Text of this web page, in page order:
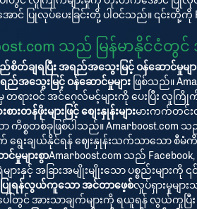
င် ပြုလုပ်ပေးခြင်းတို့ ပါဝင်သည်။ ၎င်းတို့ကို
သည် မြန်မာနိုင်ငံတွ
တ်ချရပြီး အရည်အသွေးမြင့် ဝန်ဆောင်မှုမျာ
ည်အသွေးမြင့် ဝန်ဆောင်မှုများ ဖြစ်သည်။
မှ တရားဝင် အင်ဂေ့လ်မင့်များကို ပေးပြီး
းတန်ဖိုးများဖြင့် စျေးနှုန်းများမားကက်တင်း
ကိစ္စတစ်ခုဖြစ်ပါသည်။ Amarboost.com
ေးချယ်နိုင်ရန် ဈေးနှုန်းသက်သာသော စီမံကိန်
င်မှုများစွာAmarboost.com သည်
ရှဲများနှင့် အခြားအမျိုးမျိုးသော ပစ္စည်း
ြုရန်လွယ်ကူသော အင်တာဖေ့စ်လှုပ်ရှားမှုမျ
ေါ်တွင် အားသာချက်များကို ရယူရန် လွယ်ကူ